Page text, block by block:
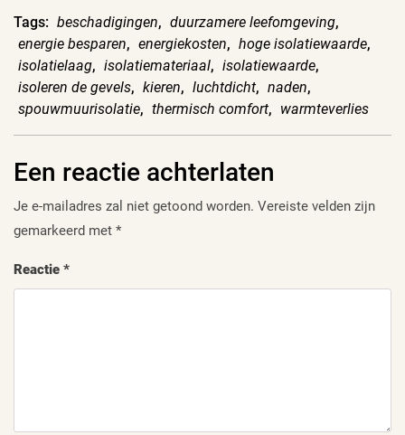
Tags: beschadigingen, duurzamere leefomgeving,
energie besparen, energiekosten, hoge isolatiewaarde,
isolatielaag, isolatiemateriaal, isolatiewaarde,
isoleren de gevels, kieren, luchtdicht, naden,
spouwmuurisolatie, thermisch comfort, warmteverlies
Een reactie achterlaten
Je e-mailadres zal niet getoond worden. Vereiste velden zijn
gemarkeerd met *
Reactie *